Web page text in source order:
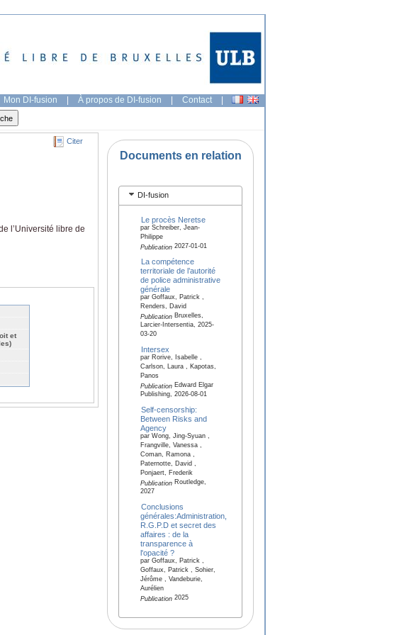
Mon DI-fusion | À propos de DI-fusion | Contact |
Citer
l’Université libre de
et
Documents en relation
DI-fusion
Le procès Neretse
par Schreiber, Jean-
Philippe
Publication2027-01-01
La compétence
territoriale de l’autorité
de police administrative
générale
par Goffaux, Patrick ,
Renders, David
PublicationBruxelles,
Larcier-Intersentia, 2025-
03-20
Intersex
par Rorive, Isabelle ,
Carlson, Laura , Kapotas,
Panos
PublicationEdward Elgar
Publishing, 2026-08-01
Self-censorship:
Between Risks and
Agency
par Wong, Jing-Syuan ,
Frangville, Vanessa ,
Coman, Ramona ,
Paternotte, David ,
Ponjaert, Frederik
PublicationRoutledge,
2027
Conclusions
générales:Administration,
R.G.P.D et secret des
affaires : de la
transparence à
l'opacité ?
par Goffaux, Patrick ,
Goffaux, Patrick , Sohier,
Jérôme , Vandeburie,
Aurélien
Publication2025